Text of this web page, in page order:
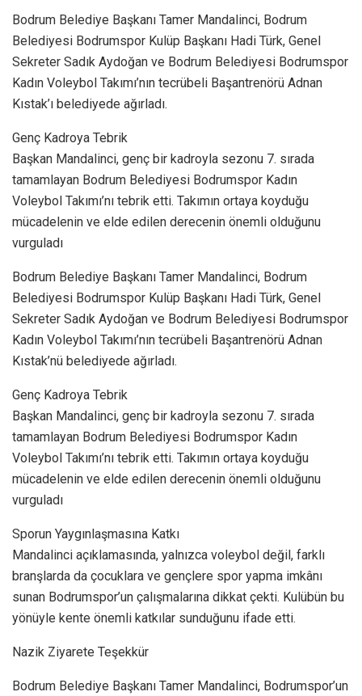
Bodrum Belediye Başkanı Tamer Mandalinci, Bodrum
Belediyesi Bodrumspor Kulüp Başkanı Hadi Türk, Genel
Sekreter Sadık Aydoğan ve Bodrum Belediyesi Bodrumspor
Kadın Voleybol Takımı’nın tecrübeli Başantrenörü Adnan
Kıstak’ı belediyede ağırladı.
Genç Kadroya Tebrik
Başkan Mandalinci, genç bir kadroyla sezonu 7. sırada
tamamlayan Bodrum Belediyesi Bodrumspor Kadın
Voleybol Takımı’nı tebrik etti. Takımın ortaya koyduğu
mücadelenin ve elde edilen derecenin önemli olduğunu
vurguladı
Bodrum Belediye Başkanı Tamer Mandalinci, Bodrum
Belediyesi Bodrumspor Kulüp Başkanı Hadi Türk, Genel
Sekreter Sadık Aydoğan ve Bodrum Belediyesi Bodrumspor
Kadın Voleybol Takımı’nın tecrübeli Başantrenörü Adnan
Kıstak’nü belediyede ağırladı.
Genç Kadroya Tebrik
Başkan Mandalinci, genç bir kadroyla sezonu 7. sırada
tamamlayan Bodrum Belediyesi Bodrumspor Kadın
Voleybol Takımı’nı tebrik etti. Takımın ortaya koyduğu
mücadelenin ve elde edilen derecenin önemli olduğunu
vurguladı
Sporun Yaygınlaşmasına Katkı
Mandalinci açıklamasında, yalnızca voleybol değil, farklı
branşlarda da çocuklara ve gençlere spor yapma imkânı
sunan Bodrumspor’un çalışmalarına dikkat çekti. Kulübün bu
yönüyle kente önemli katkılar sunduğunu ifade etti.
Nazik Ziyarete Teşekkür
Bodrum Belediye Başkanı Tamer Mandalinci, Bodrumspor’un